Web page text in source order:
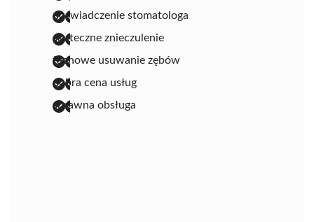
doświadczenie stomatologa
skuteczne znieczulenie
fachowe usuwanie zębów
dobra cena usług
sprawna obsługa